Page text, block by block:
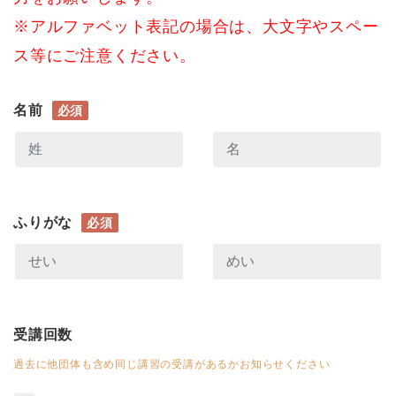
※アルファベット表記の場合は、大文字やスペー
ス等にご注意ください。
名前 必須
ふりがな 必須
受講回数
過去に他団体も含め同じ講習の受講があるかお知らせください